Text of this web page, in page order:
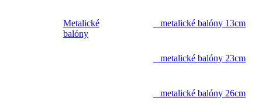
Metalické
balóny
metalické balóny 13cm
metalické balóny 23cm
metalické balóny 26cm